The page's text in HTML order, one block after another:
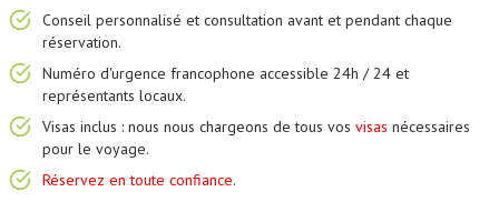
Conseil personnalisé et consultation avant et pendant chaque
réservation.
Numéro d'urgence francophone accessible 24h / 24 et
représentants locaux.
Visas inclus : nous nous chargeons de tous vos visas nécessaires
pour le voyage.
Réservez en toute confiance.